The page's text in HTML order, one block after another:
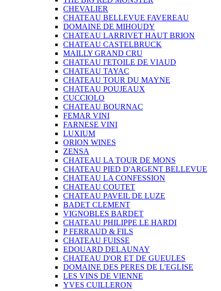
CHEVALIER
CHATEAU BELLEVUE FAVEREAU
DOMAINE DE MIHOUDY
CHATEAU LARRIVET HAUT BRION
CHATEAU CASTELBRUCK
MAILLY GRAND CRU
CHATEAU I'ETOILE DE VIAUD
CHATEAU TAYAC
CHATEAU TOUR DU MAYNE
CHATEAU POUJEAUX
CUCCIOLO
CHATEAU BOURNAC
FEMAR VINI
FARNESE VINI
LUXIUM
ORION WINES
ZENSA
CHATEAU LA TOUR DE MONS
CHATEAU PIED D'ARGENT BELLEVUE
CHATEAU LA CONFESSION
CHATEAU COUTET
CHATEAU PAVEIL DE LUZE
BADET CLEMENT
VIGNOBLES BARDET
CHATEAU PHILIPPE LE HARDI
P FERRAUD & FILS
CHATEAU FUISSE
EDOUARD DELAUNAY
CHATEAU D'OR ET DE GUEULES
DOMAINE DES PERES DE L'EGLISE
LES VINS DE VIENNE
YVES CUILLERON